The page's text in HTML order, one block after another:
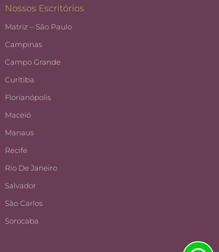
Nossos Escritórios
Matriz – São Paulo
Campinas
Campo Grande
Curitiba
Florianópolis
Maceió
Manaus
Recife
Rio De Janeiro
Salvador
São Carlos
Sorocaba